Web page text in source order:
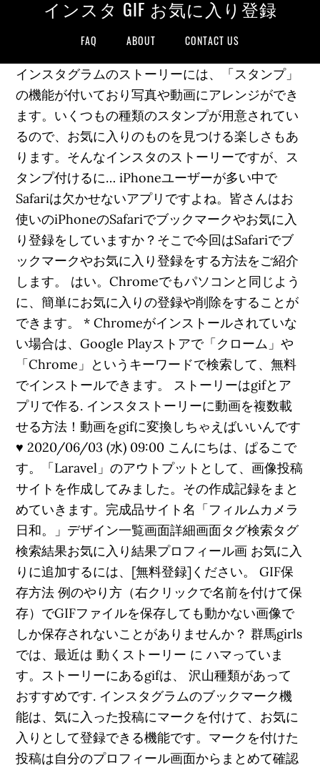
インスタ GIF お気に入り登録
FAQ ABOUT CONTACT US
インスタグラムのストーリーには、「スタンプ」
の機能が付いており写真や動画にアレンジができ
ます。いくつもの種類のスタンプが用意されてい
るので、お気に入りのものを見つける楽しさもあ
ります。そんなインスタのストーリーですが、ス
タンプ付けるに… iPhoneユーザーが多い中で
Safariは欠かせないアプリですよね。皆さんはお
使いのiPhoneのSafariでブックマークやお気に入
り登録をしていますか？そこで今回はSafariでブ
ックマークやお気に入り登録をする方法をご紹介
します。 はい。Chromeでもパソコンと同じよう
に、簡単にお気に入りの登録や削除をすることが
できます。 * Chromeがインストールされていな
い場合は、Google Playストアで「クローム」や
「Chrome」というキーワードで検索して、無料
でインストールできます。 ストーリーはgifとア
プリで作る. インスタストーリーに動画を複数載
せる方法！動画をgifに変換しちゃえばいいんです
♥ 2020/06/03 (水) 09:00 こんにちは、ぱるこで
す。「Laravel」のアウトプットとして、画像投稿
サイトを作成してみました。その作成記録をまと
めていきます。完成品サイト名「フィルムカメラ
日和。」デザイン一覧画面詳細画面タグ検索タグ
検索結果お気に入り結果プロフィール画 お気に入
りに追加するには、[無料登録]ください。 GIF保
存方法 例のやり方（右クリックで名前を付けて保
存）でGIFファイルを保存しても動かない画像で
しか保存されないことがありませんか？ 群馬girls
では、最近は 動くストーリー に ハマっていま
す。ストーリーにあるgifは、 沢山種類があって
おすすめです. インスタグラムのブックマーク機
能は、気に入った投稿にマークを付けて、お気に
入りとして登録できる機能です。マークを付けた
投稿は自分のプロフィール画面からまとめて確認